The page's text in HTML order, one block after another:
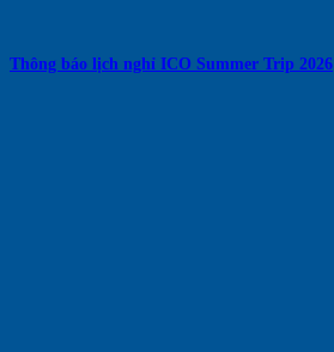
Thông báo lịch nghỉ ICO Summer Trip 2026